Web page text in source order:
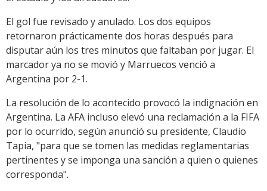
El gol fue revisado y anulado. Los dos equipos
retornaron prácticamente dos horas después para
disputar aún los tres minutos que faltaban por jugar. El
marcador ya no se movió y Marruecos venció a
Argentina por 2-1.
La resolución de lo acontecido provocó la indignación en
Argentina. La AFA incluso elevó una reclamación a la FIFA
por lo ocurrido, según anunció su presidente, Claudio
Tapia, "para que se tomen las medidas reglamentarias
pertinentes y se imponga una sanción a quien o quienes
corresponda".